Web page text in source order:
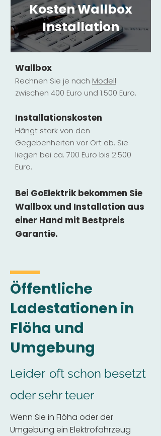
Kosten Wallbox
Installation
Wallbox
Rechnen Sie je nach Modell
zwischen 400 Euro und 1.500 Euro.
Installationskosten
Hängt stark von den
Gegebenheiten vor Ort ab. Sie
liegen bei ca. 700 Euro bis 2.500
Euro.
Bei GoElektrik bekommen Sie
Wallbox und Installation aus
einer Hand mit Bestpreis
Garantie.
Öffentliche
Ladestationen in
Flöha und
Umgebung
Leider oft schon besetzt
oder sehr teuer
Wenn Sie in Flöha oder der
Umgebung ein Elektrofahrzeug